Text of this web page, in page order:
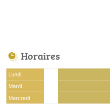
Horaires
Lundi
Mardi
Mercredi